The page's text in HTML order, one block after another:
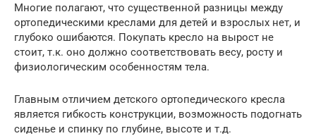
Многие полагают, что существенной разницы между
ортопедическими креслами для детей и взрослых нет, и
глубоко ошибаются. Покупать кресло на вырост не
стоит, т.к. оно должно соответствовать весу, росту и
физиологическим особенностям тела.
Главным отличием детского ортопедического кресла
является гибкость конструкции, возможность подогнать
сиденье и спинку по глубине, высоте и т.д.